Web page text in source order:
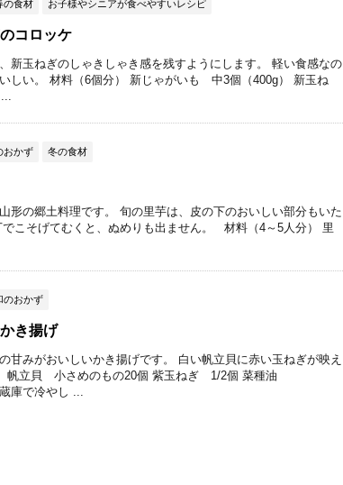
の食材 お子様やシニアが食べやすいレシピ
コロッケ
新玉ねぎのしゃきしゃき感を残すようにします。 軽い食感なの
しい。 材料（6個分） 新じゃがいも 中3個（400g） 新玉ね
おかず 冬の食材
形の郷土料理です。 旬の里芋は、皮の下のおいしい部分もいた
こそげてむくと、ぬめりも出ません。 材料（4～5人分） 里
のおかず
き揚げ
甘みがおいしいかき揚げです。 白い帆立貝に赤い玉ねぎが映え
帆立貝 小さめのもの20個 紫玉ねぎ 1/2個 菜種油
庫で冷やし ...